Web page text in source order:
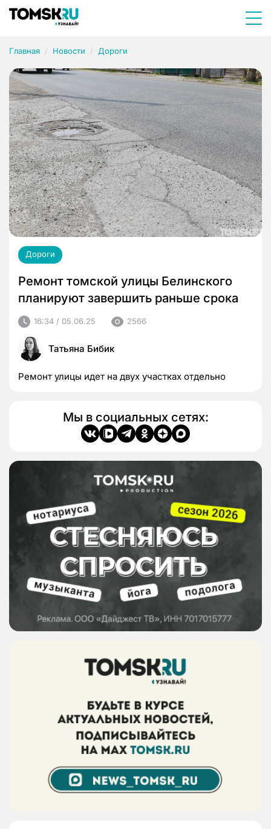
Главная Новости Дороги
Дороги
Ремонт томской улицы Белинского
планируют завершить раньше срока
16:34 / 05.06.25 2566
Татьяна Бибик
Ремонт улицы идет на двух участках отдельно
Мы в социальных сетях: